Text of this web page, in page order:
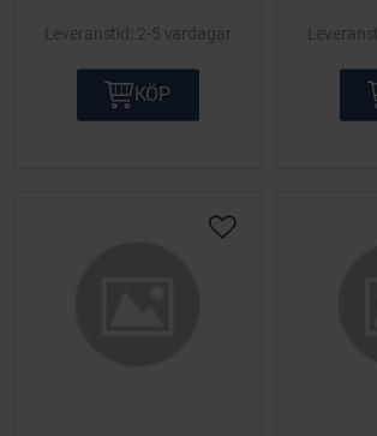
2-5 vardagar
KÖP
Lägg till i önskelista